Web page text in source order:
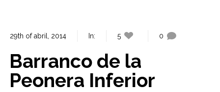
29th of abril, 2014 In: 5 0
Barranco de la
Peonera Inferior